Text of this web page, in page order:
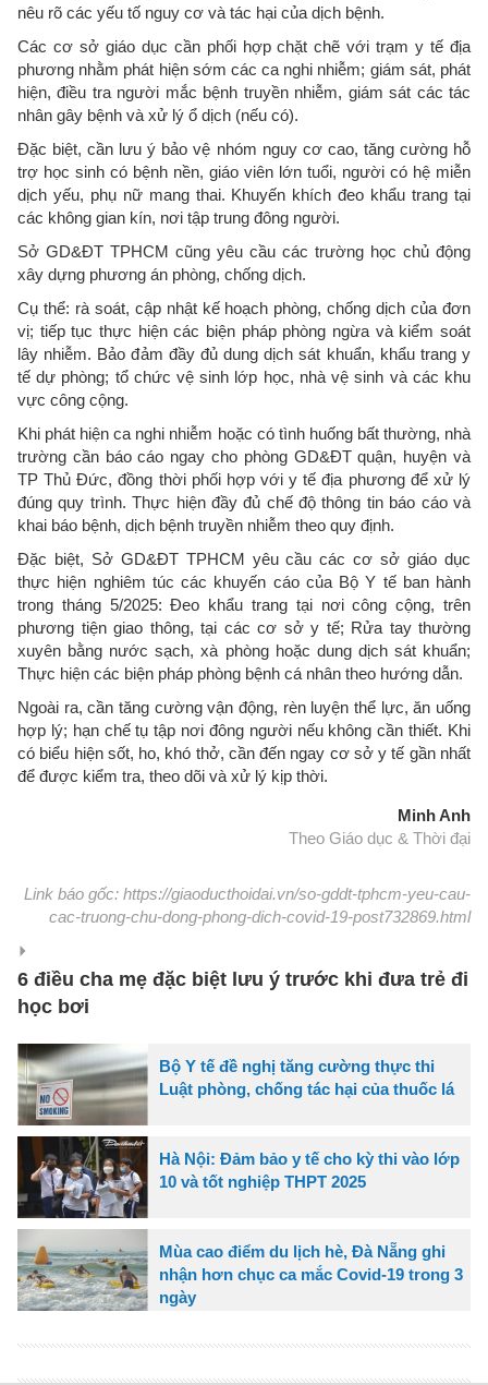
nêu rõ các yếu tố nguy cơ và tác hại của dịch bệnh.
Các cơ sở giáo dục cần phối hợp chặt chẽ với trạm y tế địa
phương nhằm phát hiện sớm các ca nghi nhiễm; giám sát, phát
hiện, điều tra người mắc bệnh truyền nhiễm, giám sát các tác
nhân gây bệnh và xử lý ổ dịch (nếu có).
Đặc biệt, cần lưu ý bảo vệ nhóm nguy cơ cao, tăng cường hỗ
trợ học sinh có bệnh nền, giáo viên lớn tuổi, người có hệ miễn
dịch yếu, phụ nữ mang thai. Khuyến khích đeo khẩu trang tại
các không gian kín, nơi tập trung đông người.
Sở GD&ĐT TPHCM cũng yêu cầu các trường học chủ động
xây dựng phương án phòng, chống dịch.
Cụ thể: rà soát, cập nhật kế hoạch phòng, chống dịch của đơn
vị; tiếp tục thực hiện các biện pháp phòng ngừa và kiểm soát
lây nhiễm. Bảo đảm đầy đủ dung dịch sát khuẩn, khẩu trang y
tế dự phòng; tổ chức vệ sinh lớp học, nhà vệ sinh và các khu
vực công cộng.
Khi phát hiện ca nghi nhiễm hoặc có tình huống bất thường, nhà
trường cần báo cáo ngay cho phòng GD&ĐT quận, huyện và
TP Thủ Đức, đồng thời phối hợp với y tế địa phương để xử lý
đúng quy trình. Thực hiện đầy đủ chế độ thông tin báo cáo và
khai báo bệnh, dịch bệnh truyền nhiễm theo quy định.
Đặc biệt, Sở GD&ĐT TPHCM yêu cầu các cơ sở giáo dục
thực hiện nghiêm túc các khuyến cáo của Bộ Y tế ban hành
trong tháng 5/2025: Đeo khẩu trang tại nơi công cộng, trên
phương tiện giao thông, tại các cơ sở y tế; Rửa tay thường
xuyên bằng nước sạch, xà phòng hoặc dung dịch sát khuẩn;
Thực hiện các biện pháp phòng bệnh cá nhân theo hướng dẫn.
Ngoài ra, cần tăng cường vận động, rèn luyện thể lực, ăn uống
hợp lý; hạn chế tụ tập nơi đông người nếu không cần thiết. Khi
có biểu hiện sốt, ho, khó thở, cần đến ngay cơ sở y tế gần nhất
để được kiểm tra, theo dõi và xử lý kịp thời.
Minh Anh
Theo Giáo dục & Thời đại
Link báo gốc: https://giaoducthoidai.vn/so-gddt-tphcm-yeu-cau-
cac-truong-chu-dong-phong-dich-covid-19-post732869.html
6 điều cha mẹ đặc biệt lưu ý trước khi đưa trẻ đi
học bơi
Bộ Y tế đề nghị tăng cường thực thi
Luật phòng, chống tác hại của thuốc lá
Hà Nội: Đảm bảo y tế cho kỳ thi vào lớp
10 và tốt nghiệp THPT 2025
Mùa cao điểm du lịch hè, Đà Nẵng ghi
nhận hơn chục ca mắc Covid-19 trong 3
ngày